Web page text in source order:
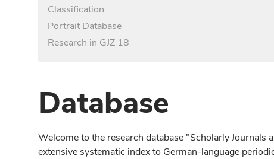
Classification
Portrait Database
Research in GJZ 18
Database
Welcome to the research database "Scholarly
extensive systematic index to German-language